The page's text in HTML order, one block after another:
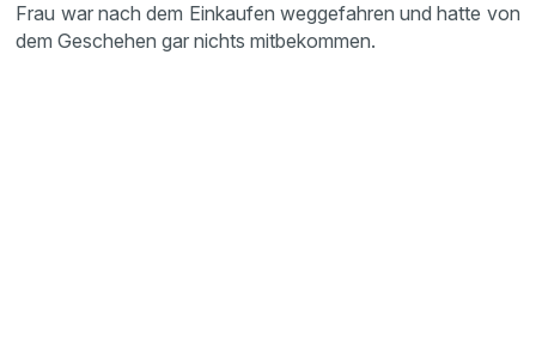
Frau war nach dem Einkaufen weggefahren und hatte von
dem Geschehen gar nichts mitbekommen.